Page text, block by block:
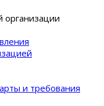
организации
и требования